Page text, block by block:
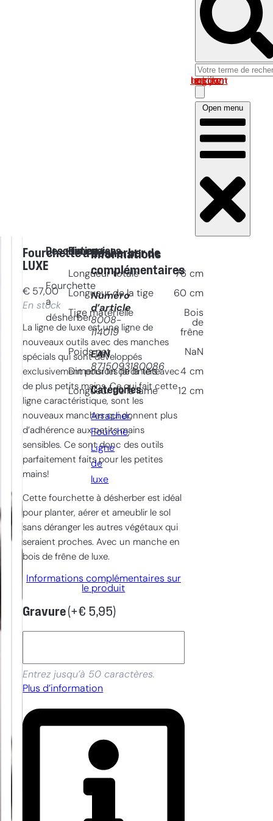
Log in om uw account te bekijken
Open menu
Fourchette a désherber de
LUXE
€ 57,00
En stock
La ligne de luxe est une ligne de
nouveaux outils avec des manches
spécials qui sont développés
exclusivement pour les jardiniers avec
de plus petits mains. Ce qui fait cette
ligne caractéristique, sont les
nouveaux manches qui donnent plus
d’adhérence aux petits mains
sensibles. Ce sont donc des outils
parfaitement faits pour les petites
mains!
Cette fourchette à désherber est idéal
pour planter, aérer et ameublir le sol
sans déranger les autres végétaux qui
seraient proches. Avec un manche en
bois de frêne de luxe.
Informations complémentaires sur
le produit
Gravure(+€ 5,95)
Entrez jusqu’à 50 caractères.
Plus d’information
Description
Fourchette
a
désherber
Dimensions
Longueur totale 76 cm
Longueur de la tige 60 cm
Tige matérielle
Bois
de
frêne
Poids net NaN
Dimension de la tête 4 cm
Longueur de la lame 12 cm
Informations
complémentaires
Numéro
d’article
8008-
114019
EAN
8715093180086
Catégories
Arracher,
Fourche,
Ligne
de
luxe